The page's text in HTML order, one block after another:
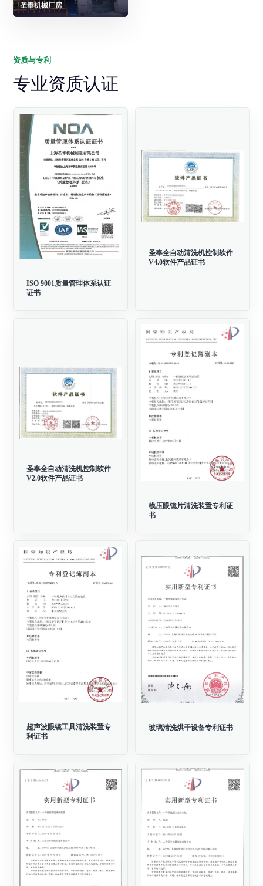
圣奉机械厂房
资质与专利
专业资质认证
ISO 9001质量管理体系认证
证书
圣奉全自动清洗机控制软件
V4.0软件产品证书
圣奉全自动清洗机控制软件
V2.0软件产品证书
模压眼镜片清洗装置专利证
书
超声波眼镜工具清洗装置专
利证书
玻璃清洗烘干设备专利证书